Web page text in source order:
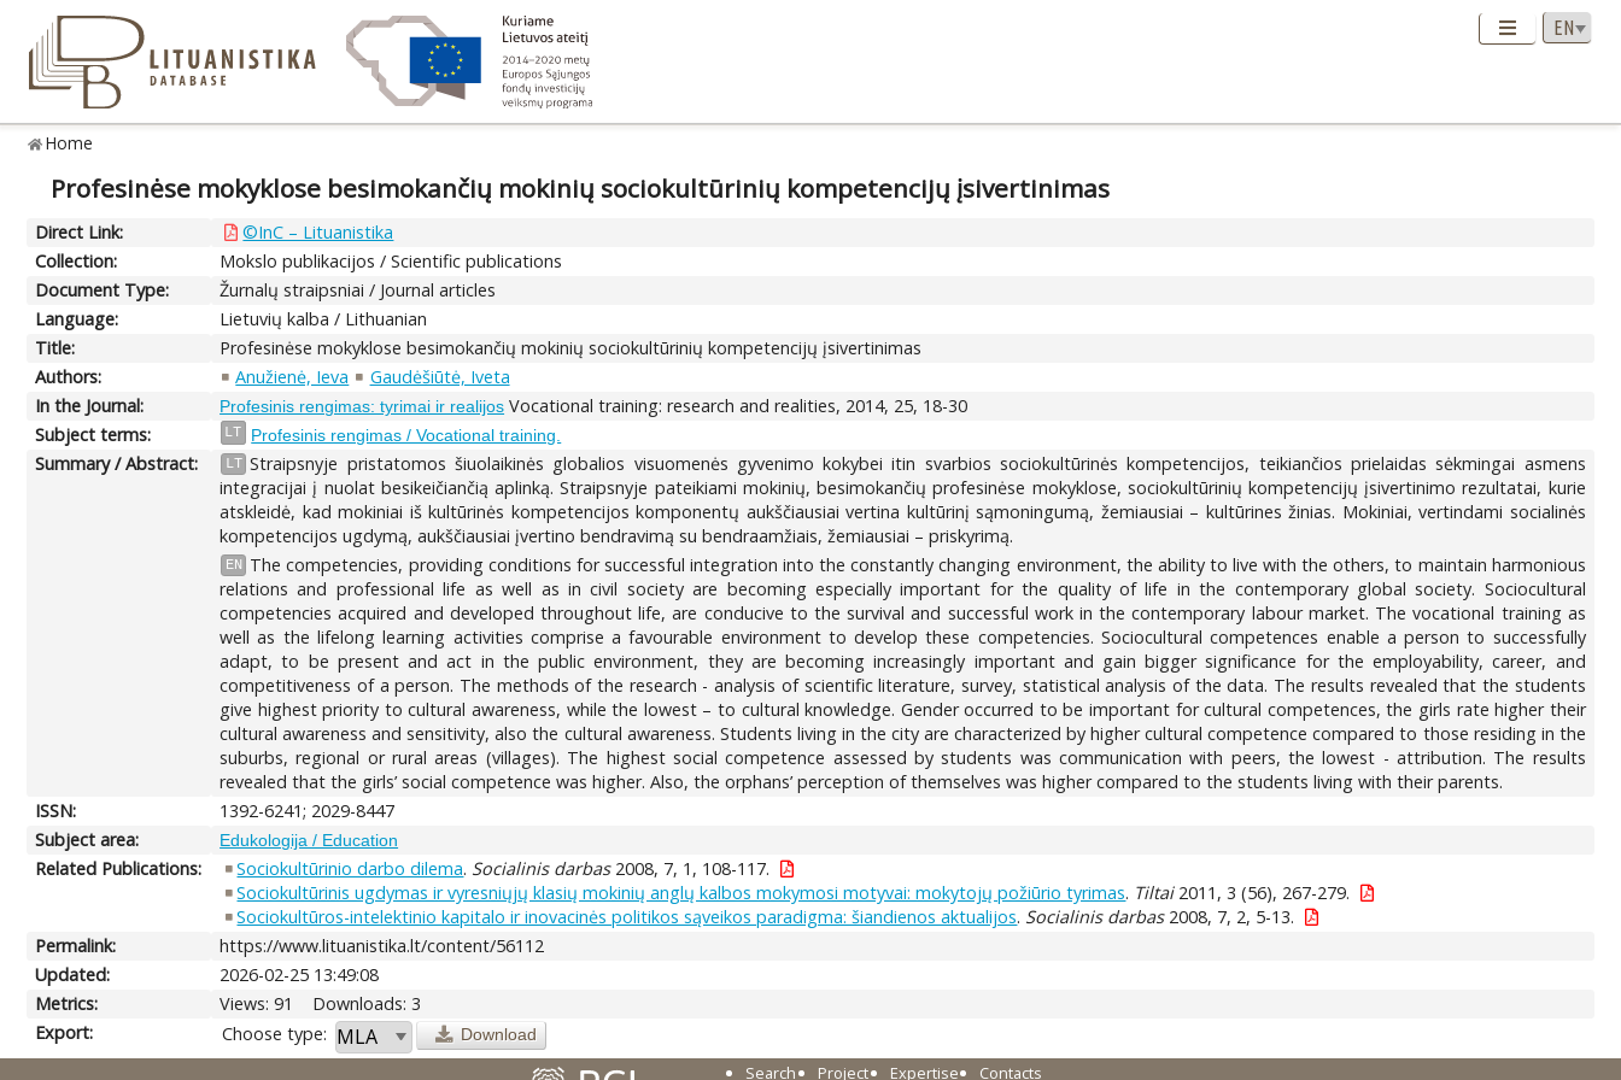
Home
Profesinėse mokyklose besimokančių mokinių sociokultūrinių kompetencijų įsivertinimas
Direct Link:
©InC – Lituanistika
Collection:
Mokslo publikacijos / Scientific publications
Document Type:
Žurnalų straipsniai / Journal articles
Language:
Lietuvių kalba / Lithuanian
Title:
Profesinėse mokyklose besimokančių mokinių sociokultūrinių kompetencijų įsivertinimas
Authors:
Anužienė, Ieva
Gaudėšiūtė, Iveta
In the Journal:
Profesinis rengimas: tyrimai ir realijos Vocational training: research and realities, 2014, 25, 18-30
Subject terms:
LT Profesinis rengimas / Vocational training.
Summary / Abstract: LT Straipsnyje pristatomos šiuolaikinės globalios visuomenės gyvenimo kokybei itin svarbios sociokultūrinės kompetencijos, teikiančios prielaidas sėkmingai asmens
integracijai į nuolat besikeičiančią aplinką. Straipsnyje pateikiami mokinių, besimokančių profesinėse mokyklose, sociokultūrinių kompetencijų įsivertinimo rezultatai, kurie
atskleidė, kad mokiniai iš kultūrinės kompetencijos komponentų aukščiausiai vertina kultūrinį sąmoningumą, žemiausiai – kultūrines žinias. Mokiniai, vertindami socialinės
kompetencijos ugdymą, aukščiausiai įvertino bendravimą su bendraamžiais, žemiausiai – priskyrimą.
EN
The competencies, providing conditions for successful integration into the constantly changing environment, the ability to live with the others, to maintain harmonious
relations and professional life as well as in civil society are becoming especially important for the quality of life in the contemporary global society. Sociocultural
competencies acquired and developed throughout life, are conducive to the survival and successful work in the contemporary labour market. The vocational training as
well as the lifelong learning activities comprise a favourable environment to develop these competencies. Sociocultural competences enable a person to successfully
adapt, to be present and act in the public environment, they are becoming increasingly important and gain bigger significance for the employability, career, and
competitiveness of a person. The methods of the research - analysis of scientific literature, survey, statistical analysis of the data. The results revealed that the students
give highest priority to cultural awareness, while the lowest – to cultural knowledge. Gender occurred to be important for cultural competences, the girls rate higher their
cultural awareness and sensitivity, also the cultural awareness. Students living in the city are characterized by higher cultural competence compared to those residing in the
suburbs, regional or rural areas (villages). The highest social competence assessed by students was communication with peers, the lowest - attribution. The results
revealed that the girls’ social competence was higher. Also, the orphans’ perception of themselves was higher compared to the students living with their parents.
ISSN:
1392-6241; 2029-8447
Subject area:
Edukologija / Education
Related Publications: Sociokultūrinio darbo dilema. Socialinis darbas2008, 7, 1, 108-117.
Sociokultūrinis ugdymas ir vyresniųjų klasių mokinių anglų kalbos mokymosi motyvai: mokytojų požiūrio tyrimas. Tiltai2011, 3 (56), 267-279.
Sociokultūros-intelektinio kapitalo ir inovacinės politikos sąveikos paradigma: šiandienos aktualijos. Socialinis darbas2008, 7, 2, 5-13.
Permalink:
https://www.lituanistika.lt/content/56112
Updated:
2026-02-25 13:49:08
Metrics:
Views: 91
Downloads: 3
Export:
Choose type: Download
Search Project Expertise Contacts